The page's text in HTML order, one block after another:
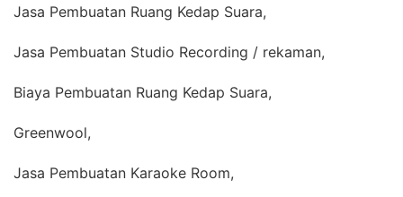
Jasa Pembuatan Ruang Kedap Suara,
Jasa Pembuatan Studio Recording / rekaman,
Biaya Pembuatan Ruang Kedap Suara,
Greenwool,
Jasa Pembuatan Karaoke Room,